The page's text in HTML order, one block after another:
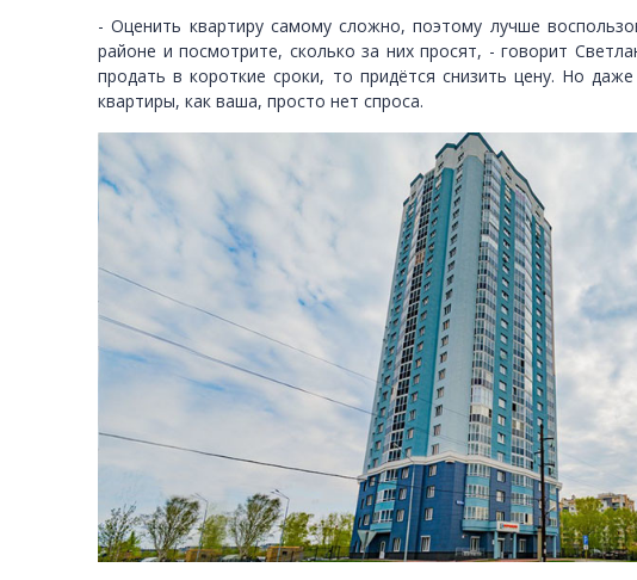
- Оценить квартиру самому сложно, поэтому лучше
районе и посмотрите, сколько за них просят, - говорит
продать в короткие сроки, то придётся снизить цену. Но
квартиры, как ваша, просто нет спроса.